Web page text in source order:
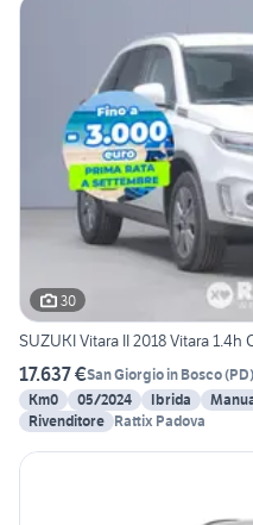
30
SUZUKI Vitara II 2018 Vitara 1.4h
17.637 €San Giorgio in Bosco(PD)
Km0
05/2024 Ibrida
Rivenditore Rattix Padova